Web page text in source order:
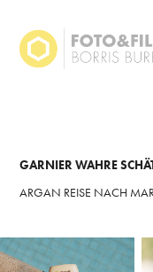
GARNIER WAHRE
ARGAN REISE NACH